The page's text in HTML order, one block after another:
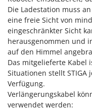
Die Ladestation muss
eine freie Sicht von
eingeschränkter Sicht
herausgenommen und
auf den Himmel
Das mitgelieferte Kabel
Situationen stellt STIGA
Verfügung.
Verlängerungskabel
verwendet werden: